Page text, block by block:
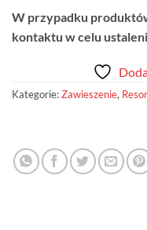
W przypadku
kontaktu w celu
Kategorie:Zawieszenie,